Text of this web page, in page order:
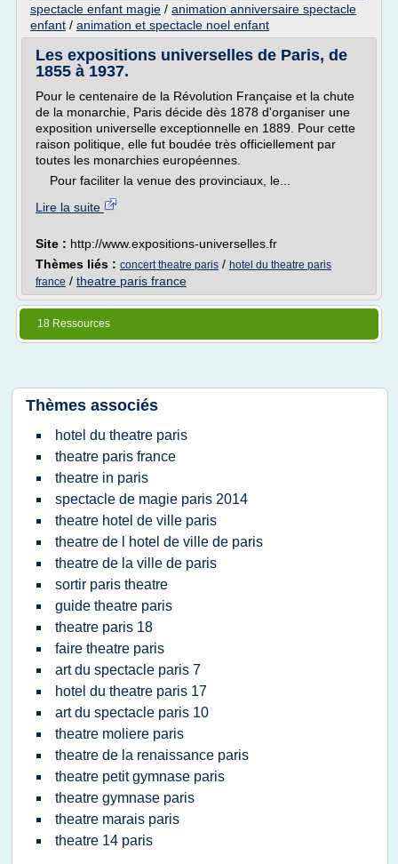
spectacle enfant magie / animation anniversaire spectacle
enfant / animation et spectacle noel enfant
Les expositions universelles de Paris, de
1855 à 1937.
Pour le centenaire de la Révolution Française et la chute
de la monarchie, Paris décide dès 1878 d'organiser une
exposition universelle exceptionnelle en 1889. Pour cette
raison politique, elle fut boudée très officiellement par
toutes les monarchies européennes.
Pour faciliter la venue des provinciaux, le...
Lire la suite
Site : http://www.expositions-universelles.fr
Thèmes liés : concert theatre paris / hotel du theatre paris
france / theatre paris france
18 Ressources
Thèmes associés
hotel du theatre paris
theatre paris france
theatre in paris
spectacle de magie paris 2014
theatre hotel de ville paris
theatre de l hotel de ville de paris
theatre de la ville de paris
sortir paris theatre
guide theatre paris
theatre paris 18
faire theatre paris
art du spectacle paris 7
hotel du theatre paris 17
art du spectacle paris 10
theatre moliere paris
theatre de la renaissance paris
theatre petit gymnase paris
theatre gymnase paris
theatre marais paris
theatre 14 paris